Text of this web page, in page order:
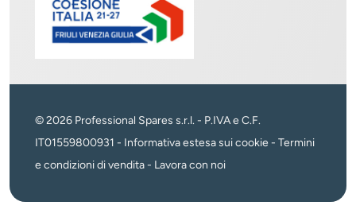
© 2026 Professional Spares s.r.l. - P.IVA e C.F.
IT01559800931 - Informativa estesa sui cookie - Termini
e condizioni di vendita- Lavora con noi